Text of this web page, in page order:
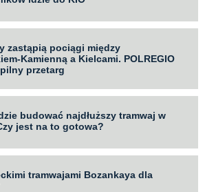
zastąpią pociągi między
Kamienną a Kielcami. POLREGIO
pilny przetarg
budować najdłuższy tramwaj w
jest na to gotowa?
tramwajami Bozankaya dla